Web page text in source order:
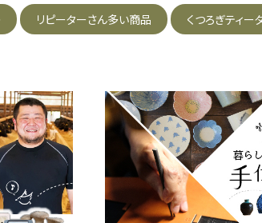
リピーターさん多い商品 くつろぎティー